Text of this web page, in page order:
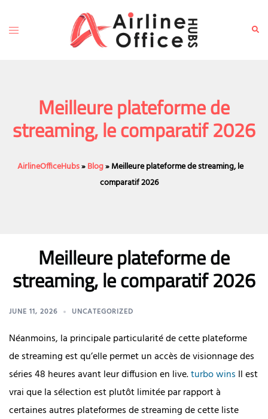
content
Toggle
Meilleure plateforme de
streaming, le comparatif 2026
AirlineOfficeHubs»Blog»Meilleure plateforme de streaming, le
comparatif 2026
Meilleure plateforme de
streaming, le comparatif 2026
JUNE 11, 2026 UNCATEGORIZED
Néanmoins, la principale particularité de cette plateforme
de streaming est qu’elle permet un accès de visionnage des
séries 48 heures avant leur diffusion en live.turbo wins Il est
vrai que la sélection est plutôt limitée par rapport à
certaines autres plateformes de streaming de cette liste